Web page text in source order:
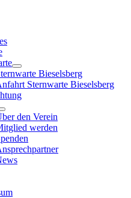
Bieselsberg
Sternwarte Bieselsberg
den Verein
werden